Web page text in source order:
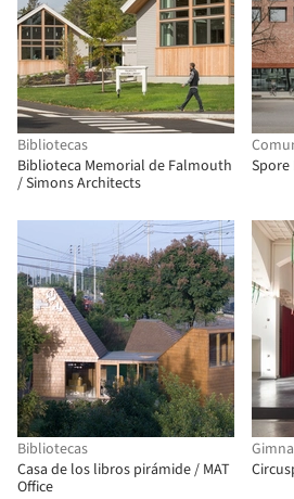
Bibliotecas
Biblioteca Memorial de Falmouth
/ Simons Architects
Bibliotecas
Casa de los libros pirámide / MAT
Office